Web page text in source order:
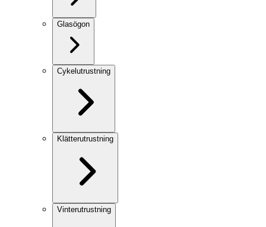
Glasögon
Cykelutrustning
Klätterutrustning
Vinterutrustning